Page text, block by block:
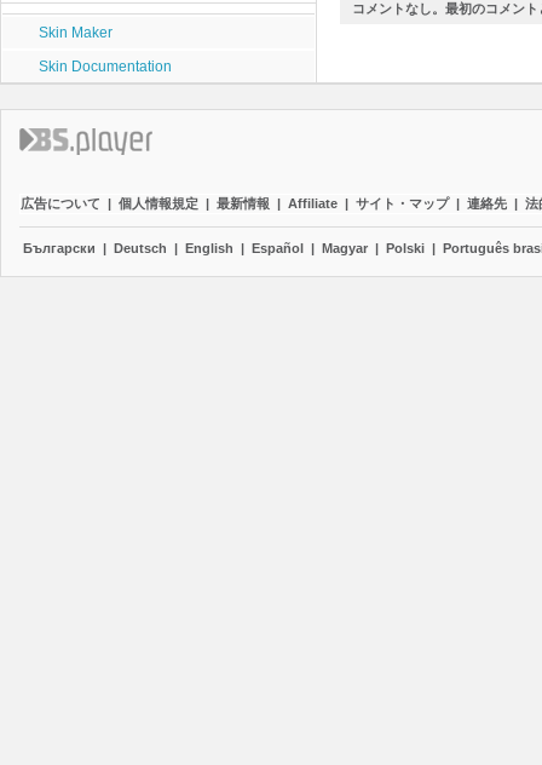
Skin Maker
Skin Documentation
コメントなし。最初のコメン
広告について | 個人情報規定 | 最新情報 | Affiliate | サイト・マップ | 連絡先 | 法
Български | Deutsch | English | Español | Magyar | Polski | Português